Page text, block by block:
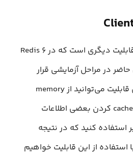
قابلیت دیگری است که در Redis ۶
در مراحل آزمایشی قرار
دارد. با استفاده از این قابلیت می‌توانید از memory
سرور برنامه خود برای cache کردن بعضی اطلاعات
استفاده کنید که در نتیجه
از این قابلیت خواهیم